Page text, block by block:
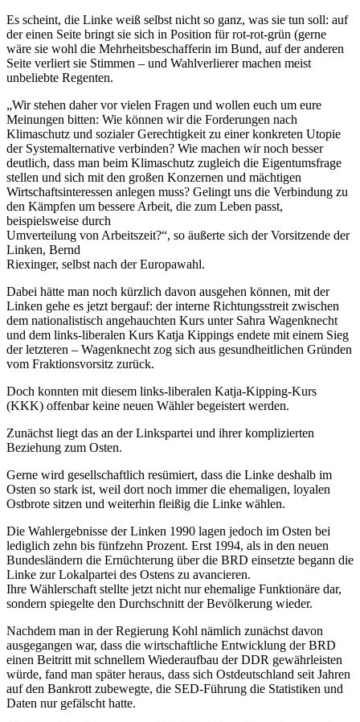
Es scheint, die Linke weiß selbst nicht so ganz, was sie tun soll: auf
der einen Seite bringt sie sich in Position für rot-rot-grün (gerne
wäre sie wohl die Mehrheitsbeschafferin im Bund, auf der anderen
Seite verliert sie Stimmen – und Wahlverlierer machen meist
unbeliebte Regenten.
„Wir stehen daher vor vielen Fragen und wollen euch um eure
Meinungen bitten: Wie können wir die Forderungen nach
Klimaschutz und sozialer Gerechtigkeit zu einer konkreten Utopie
der Systemalternative verbinden? Wie machen wir noch besser
deutlich, dass man beim Klimaschutz zugleich die Eigentumsfrage
stellen und sich mit den großen Konzernen und mächtigen
Wirtschaftsinteressen anlegen muss? Gelingt uns die Verbindung zu
den Kämpfen um bessere Arbeit, die zum Leben passt,
beispielsweise durch
Umverteilung von Arbeitszeit?“, so äußerte sich der Vorsitzende der
Linken, Bernd
Riexinger, selbst nach der Europawahl.
Dabei hätte man noch kürzlich davon ausgehen können, mit der
Linken gehe es jetzt bergauf: der interne Richtungsstreit zwischen
dem nationalistisch angehauchten Kurs unter Sahra Wagenknecht
und dem links-liberalen Kurs Katja Kippings endete mit einem Sieg
der letzteren – Wagenknecht zog sich aus gesundheitlichen Gründen
vom Fraktionsvorsitz zurück.
Doch konnten mit diesem links-liberalen Katja-Kipping-Kurs
(KKK) offenbar keine neuen Wähler begeistert werden.
Zunächst liegt das an der Linkspartei und ihrer komplizierten
Beziehung zum Osten.
Gerne wird gesellschaftlich resümiert, dass die Linke deshalb im
Osten so stark ist, weil dort noch immer die ehemaligen, loyalen
Ostbrote sitzen und weiterhin fleißig die Linke wählen.
Die Wahlergebnisse der Linken 1990 lagen jedoch im Osten bei
lediglich zehn bis fünfzehn Prozent. Erst 1994, als in den neuen
Bundesländern die Ernüchterung über die BRD einsetzte begann die
Linke zur Lokalpartei des Ostens zu avancieren.
Ihre Wählerschaft stellte jetzt nicht nur ehemalige Funktionäre dar,
sondern spiegelte den Durchschnitt der Bevölkerung wieder.
Nachdem man in der Regierung Kohl nämlich zunächst davon
ausgegangen war, dass die wirtschaftliche Entwicklung der BRD
einen Beitritt mit schnellem Wiederaufbau der DDR gewährleisten
würde, fand man später heraus, dass sich Ostdeutschland seit Jahren
auf den Bankrott zubewegte, die SED-Führung die Statistiken und
Daten nur gefälscht hatte.